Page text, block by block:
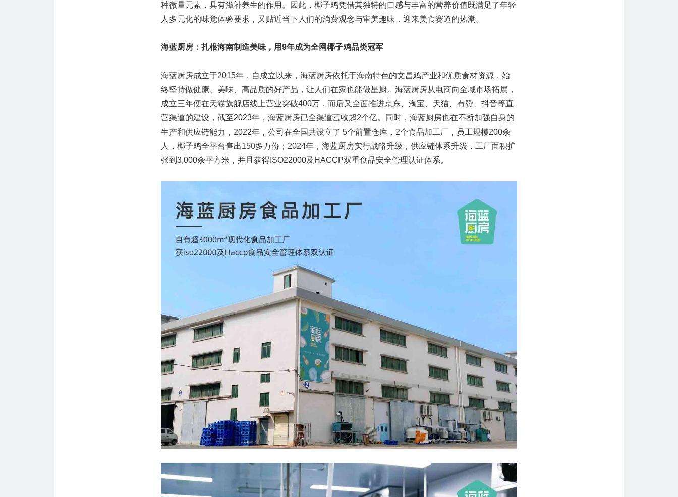
种微量元素，具有滋补养生的作用。因此，椰子鸡凭借其独特的口感与丰富的营养价值既满足了年轻
人多元化的味觉体验要求，又贴近当下人们的消费观念与审美趣味，迎来美食赛道的热潮。
海蓝厨房：扎根海南制造美味，用9年成为全网椰子鸡品类冠军
海蓝厨房成立于2015年，自成立以来，海蓝厨房依托于海南特色的文昌鸡产业和优质食材资源，始
终坚持做健康、美味、高品质的好产品，让人们在家也能做星厨。海蓝厨房从电商向全域市场拓展，
成立三年便在天猫旗舰店线上营业突破400万，而后又全面推进京东、淘宝、天猫、有赞、抖音等直
营渠道的建设，截至2023年，海蓝厨房已全渠道营收超2个亿。同时，海蓝厨房也在不断加强自身的
生产和供应链能力，2022年，公司在全国共设立了 5个前置仓库，2个食品加工厂，员工规模200余
人，椰子鸡全平台售出150多万份；2024年，海蓝厨房实行战略升级，供应链体系升级，工厂面积扩
张到3,000余平方米，并且获得ISO22000及HACCP双重食品安全管理认证体系。